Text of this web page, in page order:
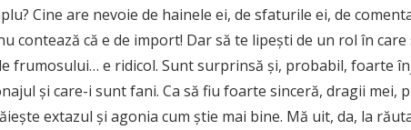
Cine are nevoie de hainele ei, de sfaturile ei, de
contează că e de import! Dar să te lipești de un rol în
frumosului… e ridicol. Sunt surprinsă și, probabil, foarte
și care-i sunt fani. Ca să fiu foarte sinceră, dragii mei,
extazul și agonia cum știe mai bine. Mă uit, da, la